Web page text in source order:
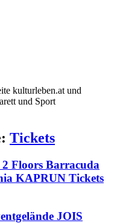
kulturleben.at und
und Sport
Tickets
Floors Barracuda
KAPRUN Tickets
JOIS